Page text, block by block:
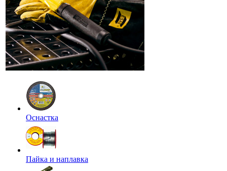
Оснастка
Пайка и наплавка